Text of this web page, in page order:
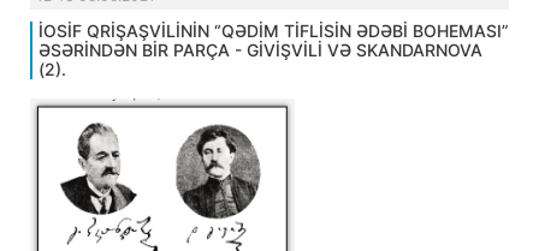
İOSİF QRİŞAŞVİLİNİN “QƏDİM TİFLİSİN ƏDƏBİ BOHEMASI”
ƏSƏRİNDƏN BİR PARÇA - GİVİŞVİLİ VƏ SKANDARNOVA
(2).